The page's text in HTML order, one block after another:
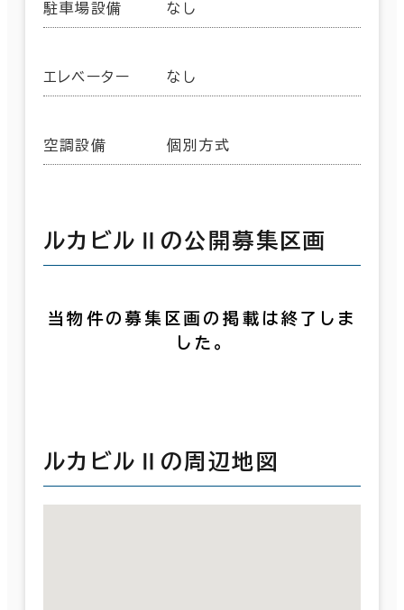
駐車場設備 なし
エレベーター なし
空調設備 個別方式
ルカビルⅡの公開募集区画
当物件の募集区画の掲載は終了しま
した。
ルカビルⅡの周辺地図